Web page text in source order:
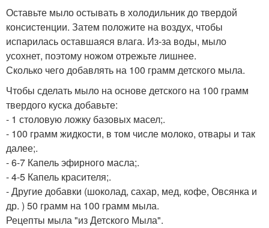
Оставьте мыло остывать в холодильник до твердой
консистенции. Затем положите на воздух, чтобы
испарилась оставшаяся влага. Из-за воды, мыло
усохнет, поэтому ножом отрежьте лишнее.
Сколько чего добавлять на 100 грамм детского мыла.
Чтобы сделать мыло на основе детского на 100 грамм
твердого куска добавьте:
- 1 столовую ложку базовых масел;.
- 100 грамм жидкости, в том числе молоко, отвары и так
далее;.
- 6-7 Капель эфирного масла;.
- 4-5 Капель красителя;.
- Другие добавки (шоколад, сахар, мед, кофе, Овсянка и
др. ) 50 грамм на 100 грамм мыла.
Рецепты мыла "из Детского Мыла".